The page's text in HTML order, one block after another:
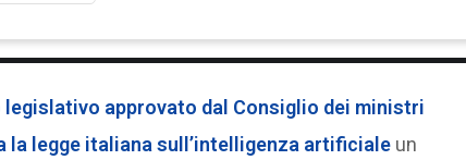
legislativo approvato dal Consiglio dei ministri
la legge italiana sull’intelligenza artificialeun